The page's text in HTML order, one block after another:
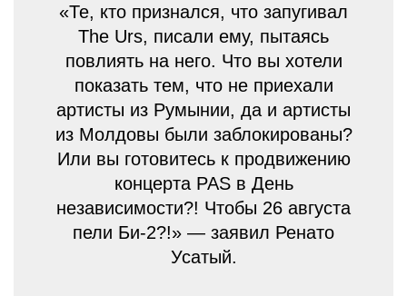
«Те, кто признался, что запугивал
The Urs, писали ему, пытаясь
повлиять на него. Что вы хотели
показать тем, что не приехали
артисты из Румынии, да и артисты
из Молдовы были заблокированы?
Или вы готовитесь к продвижению
концерта PAS в День
независимости?! Чтобы 26 августа
пели Би-2?!» — заявил Ренато
Усатый.